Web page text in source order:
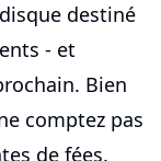
destiné
- et
Bien
comptez pas
de fées.